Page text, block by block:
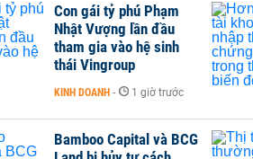
Con gái tỷ phú Phạm
Nhật Vượng lần đầu
tham gia vào hệ sinh
thái Vingroup
KINH DOANH - 1 giờ trước
Bamboo Capital và BCG